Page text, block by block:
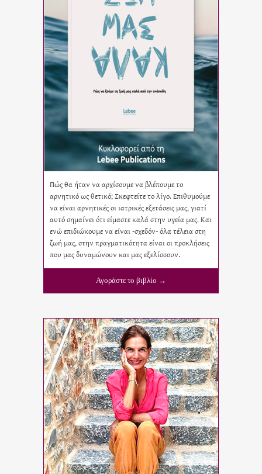
Πώς θα ήταν να αρχίσουμε να βλέπουμε το
αρνητικό ως θετικό; Σκεφτείτε το λίγο. Επιθυμούμε
να είναι αρνητικές οι ιατρικές εξετάσεις μας, γιατί
αυτό σημαίνει ότι είμαστε καλά στην υγεία μας. Και
ενώ επιδιώκουμε να είναι -σχεδόν- όλα τέλεια στη
ζωή μας, στην πραγματικότητα είναι οι προκλήσεις
που μας δυναμώνουν και μας εξελίσσουν.
Αγοράστε το βιβλίο →